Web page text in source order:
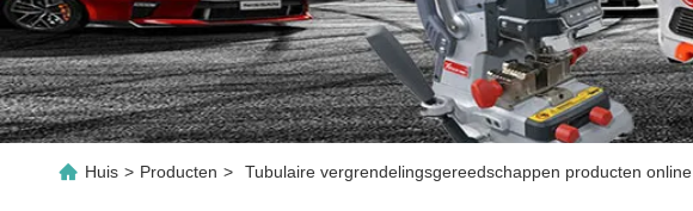
Huis > Producten > Tubulaire vergrendelingsgereedschappen producten online